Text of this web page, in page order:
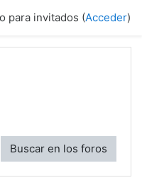
para invitados (Acceder)
Buscar en los foros